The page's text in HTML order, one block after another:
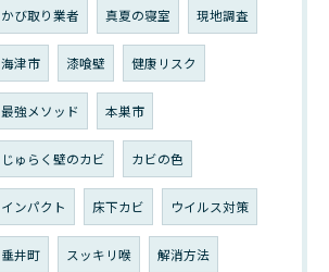
かび取り業者 真夏の寝室 現地調査
海津市 漆喰壁 健康リスク
最強メソッド 本巣市
じゅらく壁のカビ カビの色
インパクト 床下カビ ウイルス対策
垂井町 スッキリ喉 解消方法